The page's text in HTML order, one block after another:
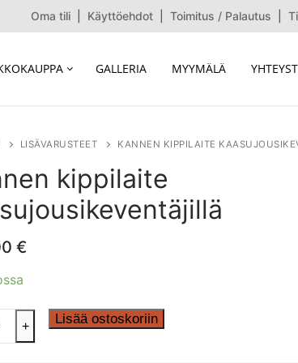
Oma tili Käyttöehdot Toimitus / Palautus
GALLERIA MYYMÄLÄ
LISÄVARUSTEET KANNEN KIPPILAITE
kippilaite
€
+ Lisää ostoskoriin